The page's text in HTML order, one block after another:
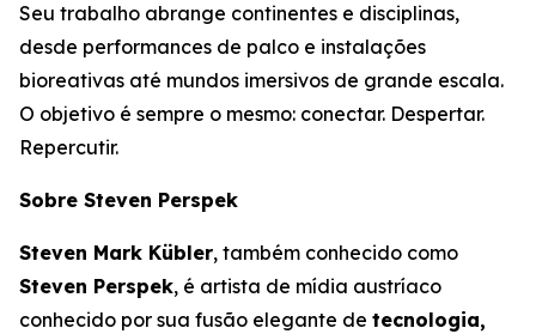
Seu trabalho abrange continentes e disciplinas,
desde performances de palco e instalações
bioreativas até mundos imersivos de grande escala.
O objetivo é sempre o mesmo: conectar. Despertar.
Repercutir.
Sobre Steven Perspek
Steven Mark Kübler, também conhecido como
Steven Perspek, é artista de mídia austríaco
conhecido por sua fusão elegante de tecnologia,